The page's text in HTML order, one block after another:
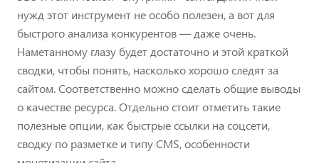
нужд этот инструмент не особо полезен, а вот для
быстрого анализа конкурентов — даже очень.
Наметанному глазу будет достаточно и этой краткой
сводки, чтобы понять, насколько хорошо следят за
сайтом. Соответственно можно сделать общие выводы
о качестве ресурса. Отдельно стоит отметить такие
полезные опции, как быстрые ссылки на соцсети,
сводку по разметке и типу CMS, особенности